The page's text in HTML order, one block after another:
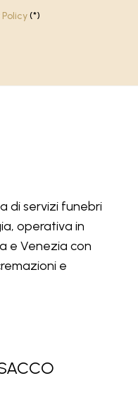
(*)
di servizi funebri
operativa in
e Venezia con
e